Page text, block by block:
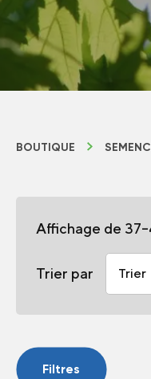
BOUTIQUE
Affichage de
Trier par
Filtres